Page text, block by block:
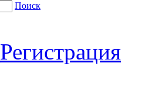
Поиск
Регистрация